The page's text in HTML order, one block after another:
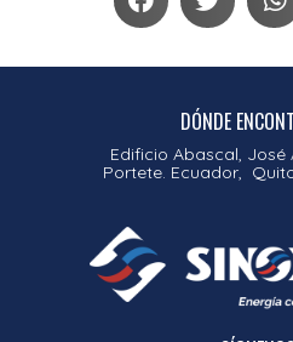
DÓNDE
Edificio Abascal, José
Portete. Ecuador,